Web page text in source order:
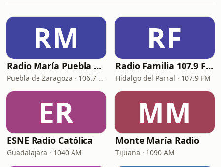
RM
Radio María Puebla de Zaragoza
Puebla de Zaragoza · 106.7 FM
RF
Radio Familia 107.9 FM
Hidalgo del Parral · 107.9 FM
ER
ESNE Radio Católica
Guadalajara · 1040 AM
MM
Monte María Radio
Tijuana · 1090 AM